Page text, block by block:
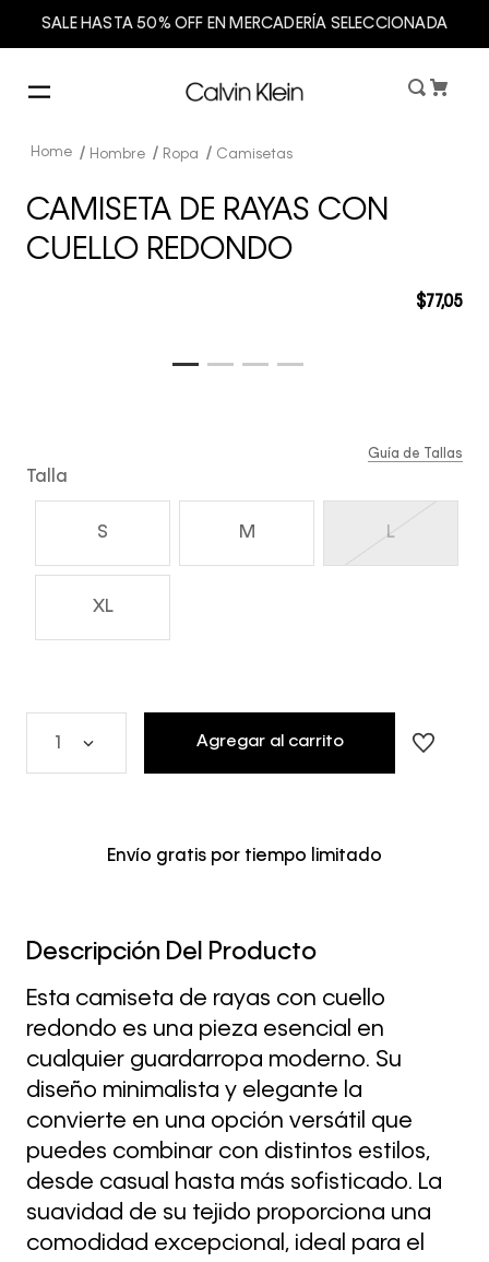
SALE HASTA 50% OFF EN MERCADERÍA SELECCIONADA
Hombre Ropa Camisetas
CAMISETA DE RAYAS CON
CUELLO REDONDO
$77,05
Talla
S M L
XL
Guía de Tallas
Agregar al carrito
Envío gratis por tiempo limitado
Descripción Del Producto
Esta camiseta de rayas con cuello
redondo es una pieza esencial en
cualquier guardarropa moderno. Su
diseño minimalista y elegante la
convierte en una opción versátil que
puedes combinar con distintos estilos,
desde casual hasta más sofisticado. La
suavidad de su tejido proporciona una
comodidad excepcional, ideal para el